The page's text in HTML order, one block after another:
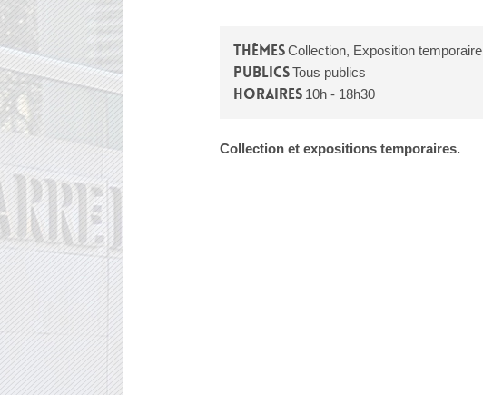
ThèmesCollection, Exposition temporaire
PublicsTous publics
Horaires 10h - 18h30
Collection et expositions temporaires.